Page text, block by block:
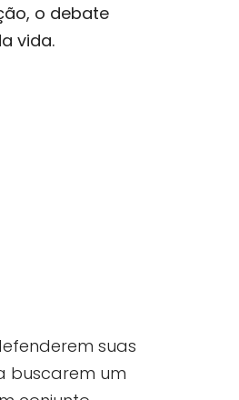
o debate
vida.
suas
buscarem um